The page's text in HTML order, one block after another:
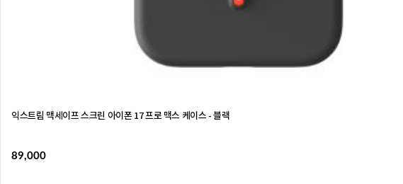
익스트림 맥세이프 스크린 아이폰 17 프로 맥스 케이스 - 블랙
89,000